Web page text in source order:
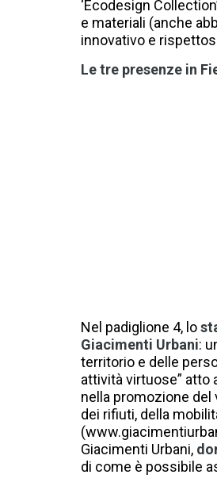
‘Ecodesign
e materiali (anche
innovativo e
Le tre presenze in
Nel padiglione 4, lo
Giacimenti Urbani:
territorio e delle
attività virtuose” atto
nella promozione del
dei rifiuti, della
Giacimenti Urbani,
di come è possibile